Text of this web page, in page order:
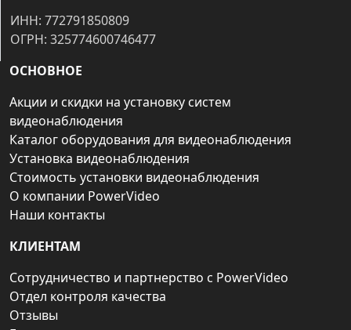
ИНН: 772791850809
ОГРН: 325774600746477
ОСНОВНОЕ
Акции и скидки на установку систем
видеонаблюдения
Каталог оборудования для видеонаблюдения
Установка видеонаблюдения
Стоимость установки видеонаблюдения
О компании PowerVideo
Наши контакты
КЛИЕНТАМ
Сотрудничество и партнерство с PowerVideo
Отдел контроля качества
Отзывы